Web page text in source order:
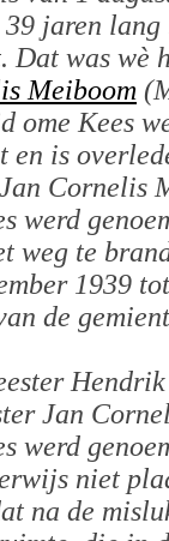
jaren lang
Dat was wè
Meiboom
Kees
is
Cornelis
werd
weg te
1939
de
Jan
werd
niet
na de